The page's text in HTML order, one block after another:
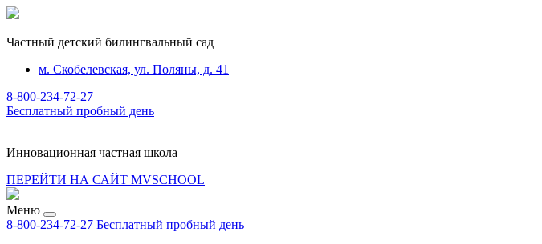
Частный детский билингвальный сад
м. Скобелевская, ул. Поляны, д. 41
8-800-234-72-27
Бесплатный пробный день
Инновационная частная школа
ПЕРЕЙТИ НА САЙТ MVSCHOOL
Меню
8-800-234-72-27 Бесплатный пробный день